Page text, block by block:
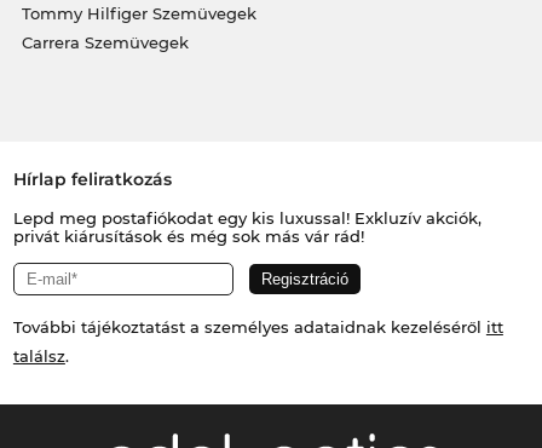
Tommy Hilfiger Szemüvegek
Carrera Szemüvegek
Hírlap feliratkozás
Lepd meg postafiókodat egy kis luxussal! Exkluzív akciók,
privát kiárusítások és még sok más vár rád!
További tájékoztatást a személyes adataidnak kezeléséről itt
találsz.